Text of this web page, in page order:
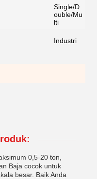
Single/D
ouble/Mu
lti
Industri
0,5-20 ton,
Baja cocok untuk
besar. Baik Anda